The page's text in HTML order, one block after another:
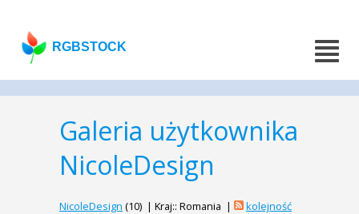
RGBSTOCK
Galeria użytkownika
NicoleDesign
NicoleDesign (10) | Kraj:: Romania |
kolejność